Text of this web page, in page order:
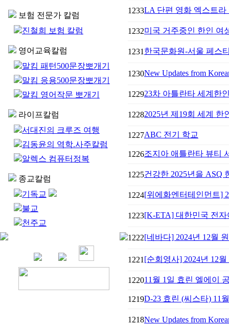
보험 전문가 칼럼
진철희 보험 칼럼
영어교육칼럼
말킴 패턴500문장뽀개기
말킴 응용500문장뽀개기
말킴 영어작문 뽀개기
라이프칼럼
서대진의 크루즈 여행
김동윤의 역학.사주칼럼
알렉스 컴퓨터정복
종교칼럼
기독교
불교
천주교
1233LA 단편 영화 엑스트
1232미국 거주중인 한인 여
1231 한국문화원-서울 페스
1230New Updates from
122923차 아틀란타 세계한
12282025년 제19회 세계 한
1227ABC 전기 학교
1226조지아 애틀란타 뷰티
1225건강한 2025년을 ASQ
1224[위에화엔터테인먼트]
1223[K-ETA] 대한민국 전자
1222[네바다] 2024년 12월
1221 [순회영사] 2024년 12
122011월 1일 효린 엘에이
1219D-23 효린 (씨스타) 11
1218New Updates from